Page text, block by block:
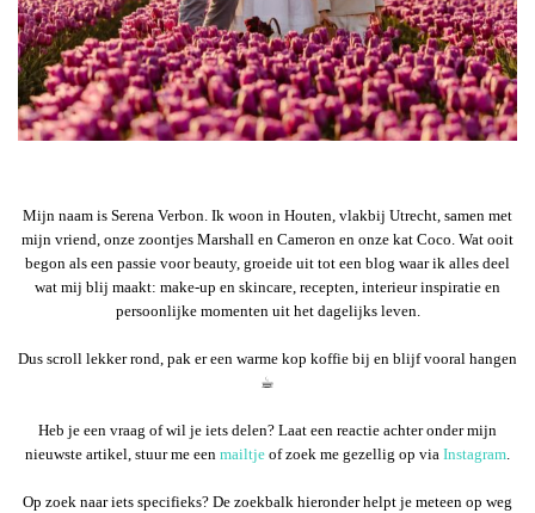
Mijn naam is Serena Verbon. Ik woon in Houten, vlakbij Utrecht, samen met
mijn vriend, onze zoontjes Marshall en Cameron en onze kat Coco. Wat ooit
begon als een passie voor beauty, groeide uit tot een blog waar ik alles deel
wat mij blij maakt: make-up en skincare, recepten, interieur inspiratie en
persoonlijke momenten uit het dagelijks leven.
Dus scroll lekker rond, pak er een warme kop koffie bij en blijf vooral hangen
☕︎
Heb je een vraag of wil je iets delen? Laat een reactie achter onder mijn
nieuwste artikel, stuur me een mailtje of zoek me gezellig op via Instagram.
Op zoek naar iets specifieks? De zoekbalk hieronder helpt je meteen op weg